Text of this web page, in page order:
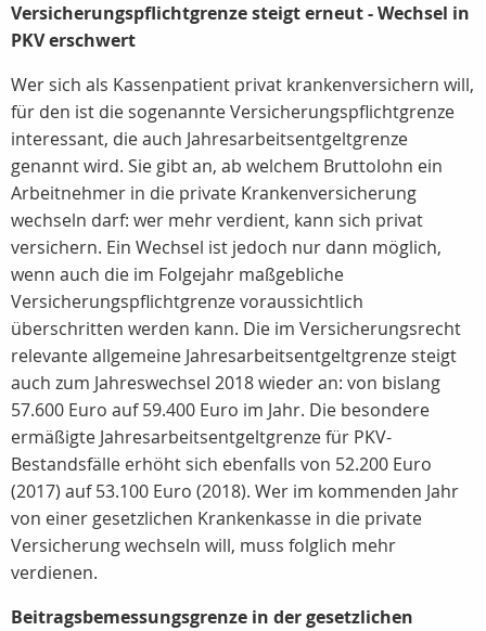
Versicherungspflichtgrenze steigt erneut - Wechsel in
PKV erschwert
Wer sich als Kassenpatient privat krankenversichern will,
für den ist die sogenannte Versicherungspflichtgrenze
interessant, die auch Jahresarbeitsentgeltgrenze
genannt wird. Sie gibt an, ab welchem Bruttolohn ein
Arbeitnehmer in die private Krankenversicherung
wechseln darf: wer mehr verdient, kann sich privat
versichern. Ein Wechsel ist jedoch nur dann möglich,
wenn auch die im Folgejahr maßgebliche
Versicherungspflichtgrenze voraussichtlich
überschritten werden kann. Die im Versicherungsrecht
relevante allgemeine Jahresarbeitsentgeltgrenze steigt
auch zum Jahreswechsel 2018 wieder an: von bislang
57.600 Euro auf 59.400 Euro im Jahr. Die besondere
ermäßigte Jahresarbeitsentgeltgrenze für PKV-
Bestandsfälle erhöht sich ebenfalls von 52.200 Euro
(2017) auf 53.100 Euro (2018). Wer im kommenden Jahr
von einer gesetzlichen Krankenkasse in die private
Versicherung wechseln will, muss folglich mehr
verdienen.
Beitragsbemessungsgrenze in der gesetzlichen